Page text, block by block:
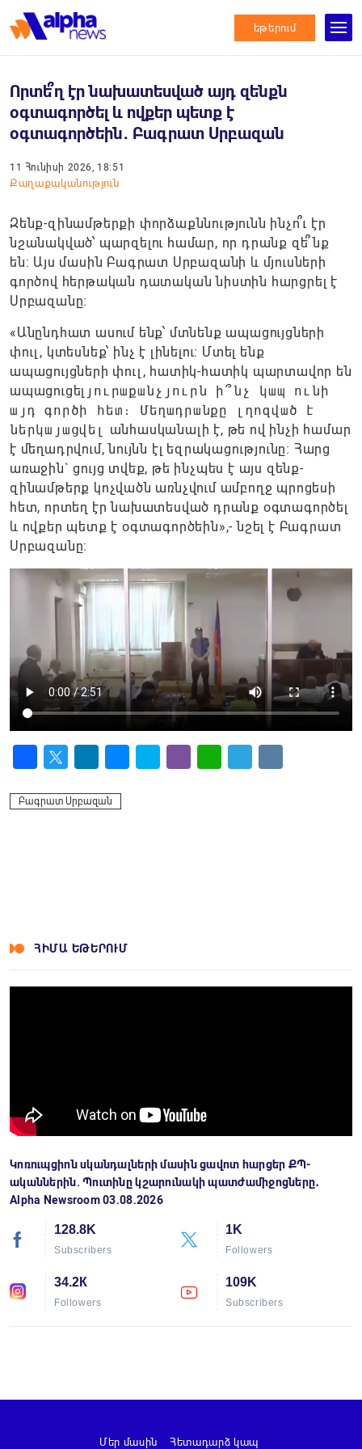
եթերում
Որտե՞ղ էր նախատեսված այդ զենքն
օգտագործել և ովքեր պետք է
օգտագործեին․ Բագրատ Սրբազան
11 Հունիսի 2026, 18:51
Քաղաքականություն
Զենք-զինամթերքի փորձաքննությունն ինչո՞ւ էր
նշանակված՝ պարզելու համար, որ դրանք զե՞նք
են: Այս մասին Բագրատ Սրբազանի և մյուսների
գործով հերթական դատական նիստին հարցրել է
Սրբազանը։
«Անընդհատ ասում ենք՝ մտնենք ապացույցների
փուլ, կտեսնեք՝ ինչ է լինելու։ Մտել ենք
ապացույցների փուլ, հատիկ-հատիկ պարտավոր են
ապացուցել յուրաքանչյուրն ի՞նչ կապ ունի
այդ գործի հետ։ Մեղադրանքը լղոզված է
ներկայացվել
անհասկանալի է, թե ով ինչի համար
է մեղադրվում, նույնն էլ եզրակացությունը։ Հարց
առաջին` ցույց տվեք, թե ինչպես է այս զենք-
զինամթերք կոչվածն առնչվում ամբողջ պրոցեսի
հետ, որտեղ էր նախատեսված դրանք օգտագործել
և ովքեր պետք է օգտագործեին»,- նշել է Բագրատ
Սրբազանը։
Բագրատ Սրբազան
ՀԻՄԱ ԵԹԵՐՈՒՄ
Կոռուպցիոն սկանդալների մասին ցավոտ հարցեր ՔՊ-
ականներին. Պուտինը կշարունակի պատժամիջոցները․
Alpha Newsroom 03.08.2026
128.8K
Subscribers
1K
Followers
34.2К
Followers
109K
Subscribers
Մեր մասին Հետադարձ կապ